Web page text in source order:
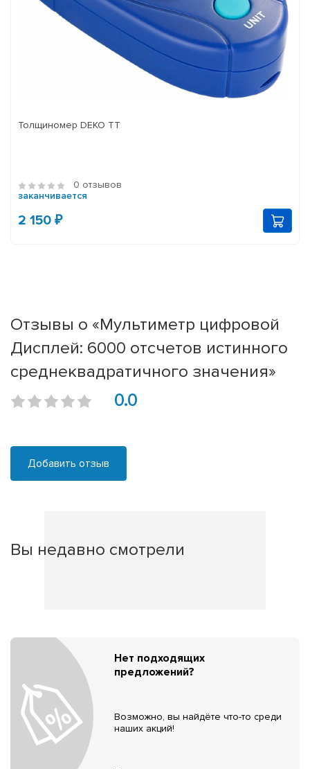
Толщиномер DEKO TT
0 отзывов
заканчивается
2 150 ₽
Отзывы о «Мультиметр цифровой
Дисплей: 6000 отсчетов истинного
среднеквадратичного значения»
0.0
Добавить отзыв
Вы недавно смотрели
Нет подходящих
предложений?
Возможно, вы найдёте что-то среди
наших акций!